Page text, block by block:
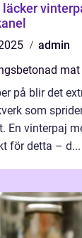
läcker
admin
mat
på blir det
som
En vinterpaj
för detta – d...